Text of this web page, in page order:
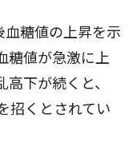
糖値の上昇を示
糖値が急激に上
下が続くと、
招くとされてい